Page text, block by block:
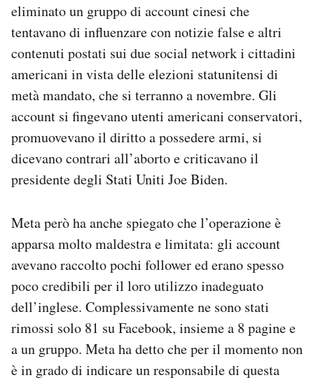
CALENDARIO
AREA PERSONALE
Area Personale
Newsletter
Notifiche mobile
Regala il Post
Hai bisogno di aiuto?
Esci
eliminato un gruppo di account cinesi che
tentavano di influenzare con notizie false e altri
contenuti postati sui due social network i cittadini
americani in vista delle elezioni statunitensi di
metà mandato, che si terranno a novembre. Gli
account si fingevano utenti americani conservatori,
promuovevano il diritto a possedere armi, si
dicevano contrari all’aborto e criticavano il
presidente degli Stati Uniti Joe Biden.
Meta però ha anche spiegato che l’operazione è
apparsa molto maldestra e limitata: gli account
avevano raccolto pochi follower ed erano spesso
poco credibili per il loro utilizzo inadeguato
dell’inglese. Complessivamente ne sono stati
rimossi solo 81 su Facebook, insieme a 8 pagine e
a un gruppo. Meta ha detto che per il momento non
è in grado di indicare un responsabile di questa